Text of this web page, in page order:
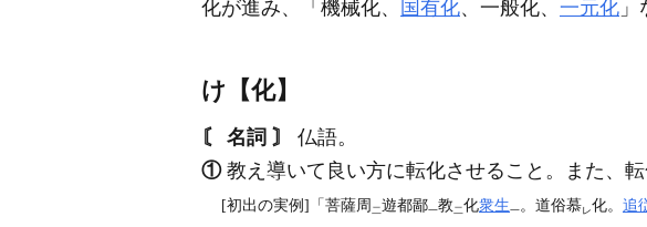
化が進み、「機械化、 国有化、一般化、 一元化
け【化】
〘 名詞 〙
仏語。
①教え導いて良い方に転化させること。また、
[初出の実例]「菩薩周 二遊都鄙一教 二化衆生一 。道俗慕レ化。 追